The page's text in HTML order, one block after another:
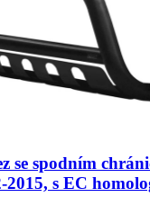
se spodním
2015, s EC